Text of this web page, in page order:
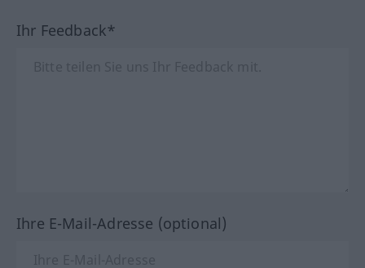
Ihr Feedback*
Ihre E-Mail-Adresse (optional)